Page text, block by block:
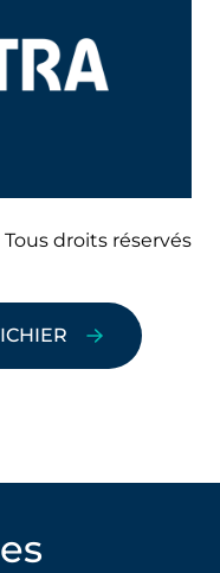
Tous droits réservés